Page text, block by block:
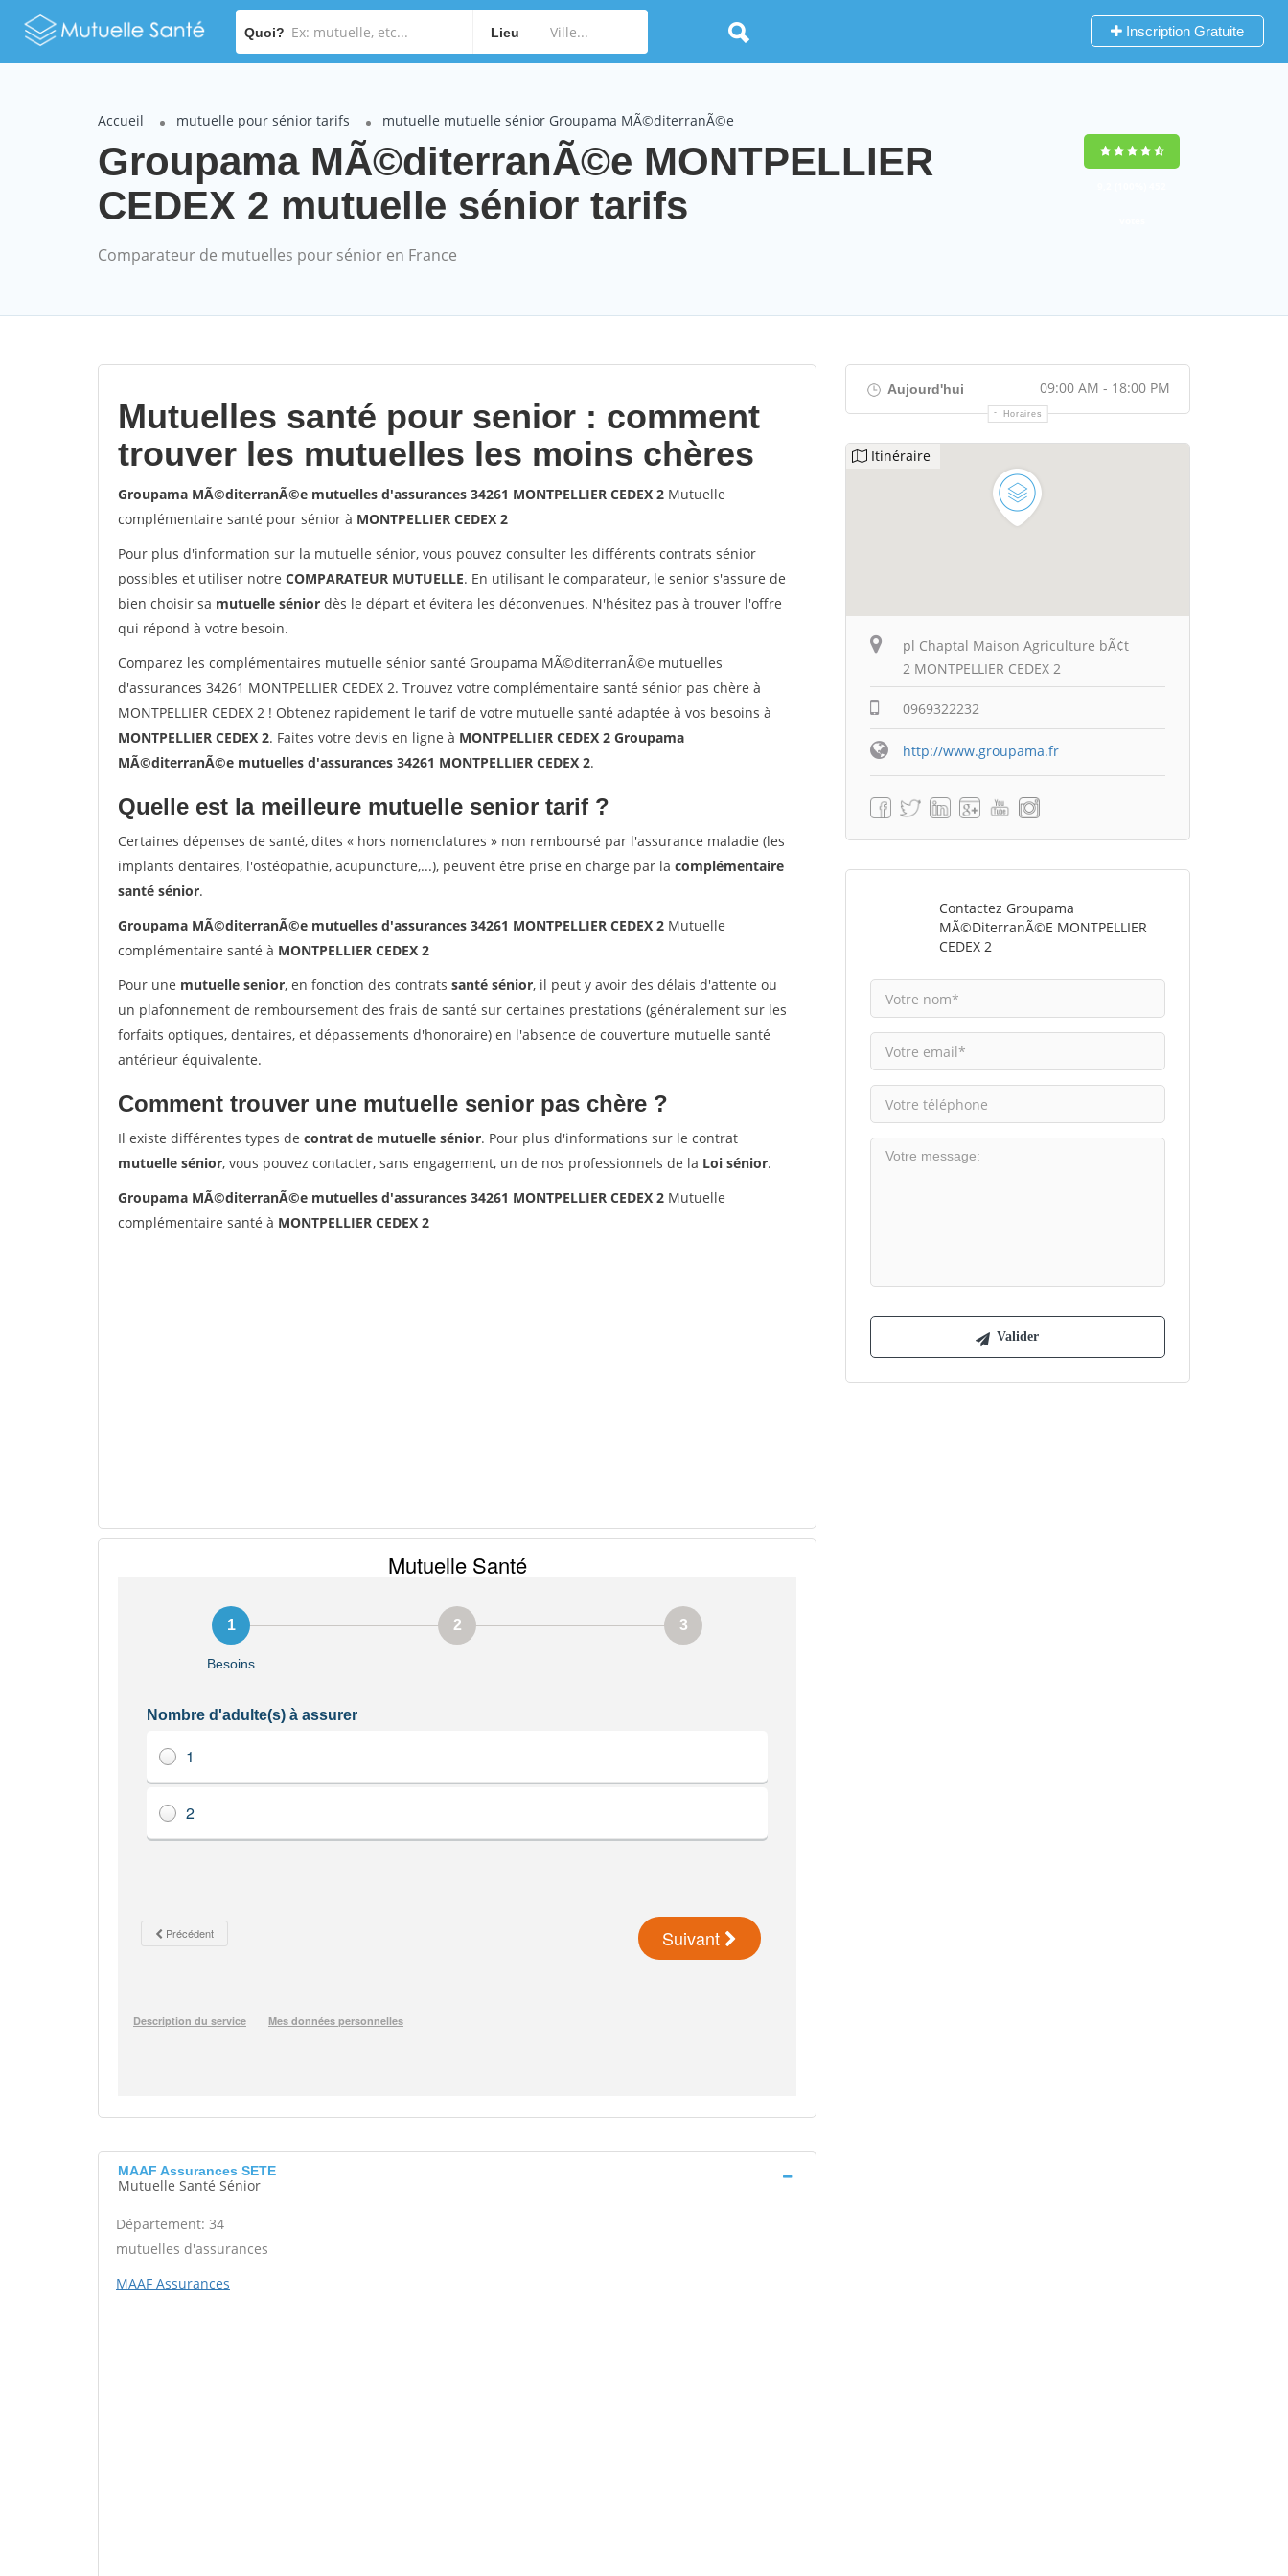
Quoi? Lieu Inscription Gratuite
Accueil mutuelle pour sénior tarifs mutuelle mutuelle sénior Groupama MÃ©diterranÃ©e
Groupama MÃ©diterranÃ©e MONTPELLIER
CEDEX 2 mutuelle sénior tarifs
Comparateur de mutuelles pour sénior en France
Mutuelles santé pour senior : comment
trouver les mutuelles les moins chères
Groupama MÃ©diterranÃ©e mutuelles d'assurances 34261 MONTPELLIER CEDEX 2 Mutuelle
complémentaire santé pour sénior à MONTPELLIER CEDEX 2
Pour plus d'information sur la mutuelle sénior, vous pouvez consulter les différents contrats sénior
possibles et utiliser notre COMPARATEUR MUTUELLE. En utilisant le comparateur, le senior s'assure de
bien choisir sa mutuelle sénior dès le départ et évitera les déconvenues. N'hésitez pas à trouver l'offre
qui répond à votre besoin.
Comparez les complémentaires mutuelle sénior santé Groupama MÃ©diterranÃ©e mutuelles
d'assurances 34261 MONTPELLIER CEDEX 2. Trouvez votre complémentaire santé sénior pas chère à
MONTPELLIER CEDEX 2 ! Obtenez rapidement le tarif de votre mutuelle santé adaptée à vos besoins à
MONTPELLIER CEDEX 2. Faites votre devis en ligne à MONTPELLIER CEDEX 2 Groupama
MÃ©diterranÃ©e mutuelles d'assurances 34261 MONTPELLIER CEDEX 2.
Quelle est la meilleure mutuelle senior tarif ?
Certaines dépenses de santé, dites « hors nomenclatures » non remboursé par l'assurance maladie (les
implants dentaires, l'ostéopathie, acupuncture,...), peuvent être prise en charge par la complémentaire
santé sénior.
Groupama MÃ©diterranÃ©e mutuelles d'assurances 34261 MONTPELLIER CEDEX 2 Mutuelle
complémentaire santé à MONTPELLIER CEDEX 2
Pour une mutuelle senior, en fonction des contrats santé sénior, il peut y avoir des délais d'attente ou
un plafonnement de remboursement des frais de santé sur certaines prestations (généralement sur les
forfaits optiques, dentaires, et dépassements d'honoraire) en l'absence de couverture mutuelle santé
antérieur équivalente.
Comment trouver une mutuelle senior pas chère ?
Il existe différentes types de contrat de mutuelle sénior. Pour plus d'informations sur le contrat
mutuelle sénior, vous pouvez contacter, sans engagement, un de nos professionnels de la Loi sénior.
Groupama MÃ©diterranÃ©e mutuelles d'assurances 34261 MONTPELLIER CEDEX 2 Mutuelle
complémentaire santé à MONTPELLIER CEDEX 2
MAAF Assurances SETE
Mutuelle Santé Sénior
Département: 34
mutuelles d'assurances
MAAF Assurances
Aujourd'hui 09:00 AM - 18:00 PM
Horaires
Itinéraire
pl Chaptal Maison Agriculture bÃ¢t
2 MONTPELLIER CEDEX 2
0969322232
http://www.groupama.fr
Contactez Groupama
MÃ©diterranÃ©e MONTPELLIER
CEDEX 2